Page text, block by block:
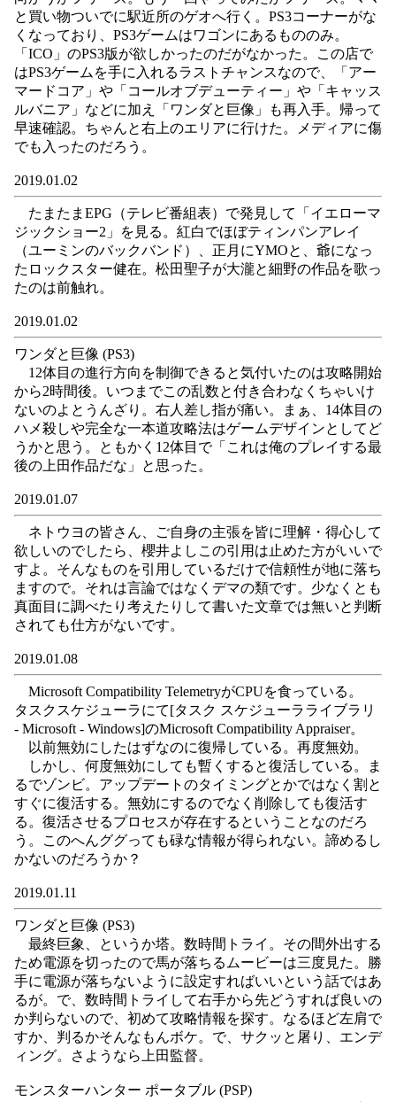
と買い物ついでに駅近所のゲオへ行く。PS3コーナーがな
くなっており、PS3ゲームはワゴンにあるもののみ。
「ICO」のPS3版が欲しかったのだがなかった。この店で
はPS3ゲームを手に入れるラストチャンスなので、「アー
マードコア」や「コールオブデューティー」や「キャッス
ルバニア」などに加え「ワンダと巨像」も再入手。帰って
早速確認。ちゃんと右上のエリアに行けた。メディアに傷
でも入ったのだろう。
2019.01.02
たまたまEPG（テレビ番組表）で発見して「イエローマ
ジックショー2」を見る。紅白でほぼティンパンアレイ
（ユーミンのバックバンド）、正月にYMOと、爺になっ
たロックスター健在。松田聖子が大瀧と細野の作品を歌っ
たのは前触れ。
2019.01.02
ワンダと巨像 (PS3)
12体目の進行方向を制御できると気付いたのは攻略開始
から2時間後。いつまでこの乱数と付き合わなくちゃいけ
ないのよとうんざり。右人差し指が痛い。まぁ、14体目の
ハメ殺しや完全な一本道攻略法はゲームデザインとしてど
うかと思う。ともかく12体目で「これは俺のプレイする最
後の上田作品だな」と思った。
2019.01.07
ネトウヨの皆さん、ご自身の主張を皆に理解・得心して
欲しいのでしたら、櫻井よしこの引用は止めた方がいいで
すよ。そんなものを引用しているだけで信頼性が地に落ち
ますので。それは言論ではなくデマの類です。少なくとも
真面目に調べたり考えたりして書いた文章では無いと判断
されても仕方がないです。
2019.01.08
Microsoft Compatibility TelemetryがCPUを食っている。
タスクスケジューラにて[タスク スケジューラライブラリ
- Microsoft - Windows]のMicrosoft Compatibility Appraiser。
以前無効にしたはずなのに復帰している。再度無効。
しかし、何度無効にしても暫くすると復活している。ま
るでゾンビ。アップデートのタイミングとかではなく割と
すぐに復活する。無効にするのでなく削除しても復活す
る。復活させるプロセスが存在するということなのだろ
う。このへんググっても碌な情報が得られない。諦めるし
かないのだろうか？
2019.01.11
ワンダと巨像 (PS3)
最終巨象、というか塔。数時間トライ。その間外出する
ため電源を切ったので馬が落ちるムービーは三度見た。勝
手に電源が落ちないように設定すればいいという話ではあ
るが。で、数時間トライして右手から先どうすれば良いの
か判らないので、初めて攻略情報を探す。なるほど左肩で
すか、判るかそんなもんボケ。で、サクッと屠り、エンデ
ィング。さようなら上田監督。
モンスターハンター ポータブル (PSP)